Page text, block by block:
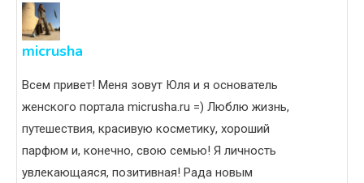
micrusha
Всем привет! Меня зовут Юля и я основатель
женского портала micrusha.ru =) Люблю жизнь,
путешествия, красивую косметику, хороший
парфюм и, конечно, свою семью! Я личность
увлекающаяся, позитивная! Рада новым